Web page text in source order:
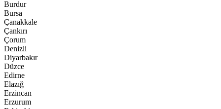
Burdur
Bursa
Çanakkale
Çankırı
Çorum
Denizli
Diyarbakır
Düzce
Edirne
Elazığ
Erzincan
Erzurum